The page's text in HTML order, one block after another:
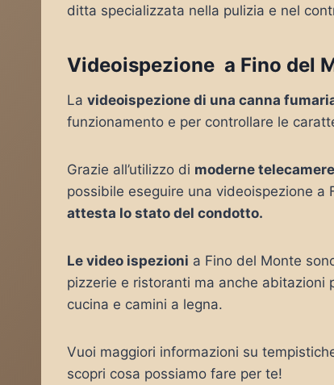
ditta specializzata nella pulizia e nel
Videoispezione a Fino del
La videoispezione di una canna
funzionamento e per controllare le
Grazie all’utilizzo di moderne
possibile eseguire una videoispezione
attesta lo stato del condotto.
Le video ispezioni a Fino del Monte
pizzerie e ristoranti ma anche abitazioni
cucina e camini a legna.
Vuoi maggiori informazioni su
scopri cosa possiamo fare per te!